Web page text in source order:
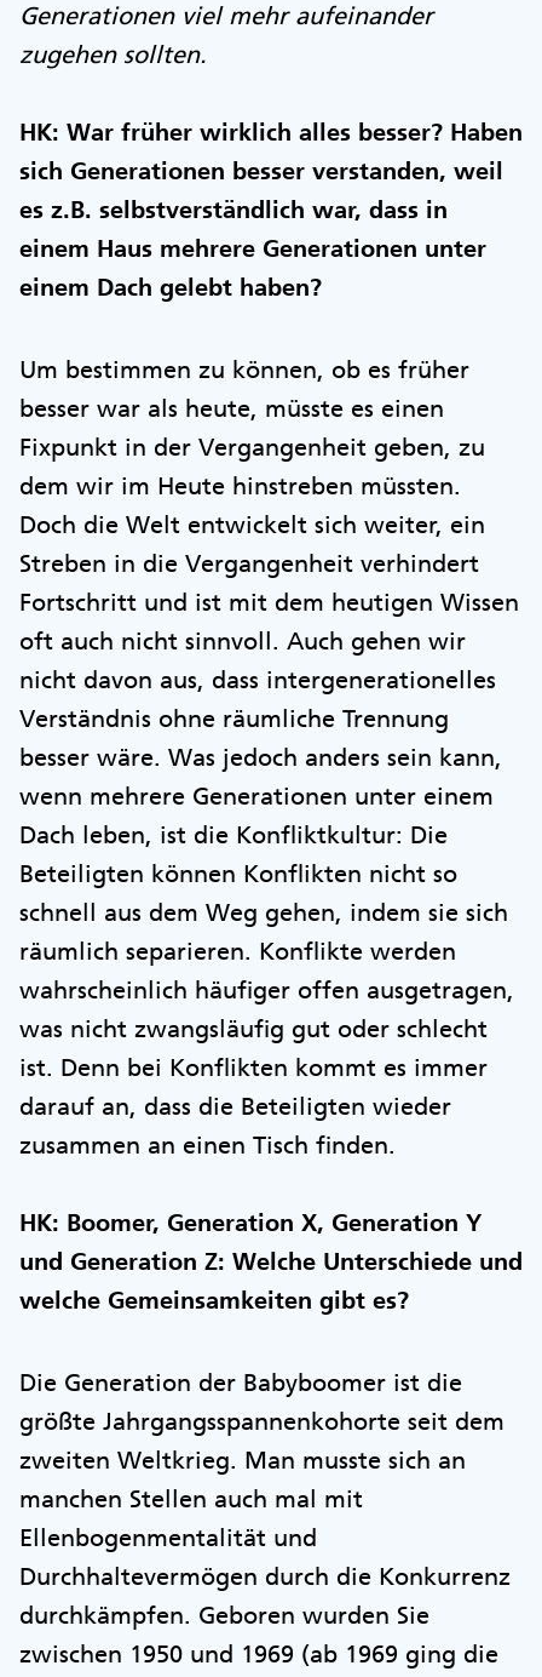
Generationen viel mehr aufeinander
zugehen sollten.
HK: War früher wirklich alles besser? Haben
sich Generationen besser verstanden, weil
es z.B. selbstverständlich war, dass in
einem Haus mehrere Generationen unter
einem Dach gelebt haben?
Um bestimmen zu können, ob es früher
besser war als heute, müsste es einen
Fixpunkt in der Vergangenheit geben, zu
dem wir im Heute hinstreben müssten.
Doch die Welt entwickelt sich weiter, ein
Streben in die Vergangenheit verhindert
Fortschritt und ist mit dem heutigen Wissen
oft auch nicht sinnvoll. Auch gehen wir
nicht davon aus, dass intergenerationelles
Verständnis ohne räumliche Trennung
besser wäre. Was jedoch anders sein kann,
wenn mehrere Generationen unter einem
Dach leben, ist die Konfliktkultur: Die
Beteiligten können Konflikten nicht so
schnell aus dem Weg gehen, indem sie sich
räumlich separieren. Konflikte werden
wahrscheinlich häufiger offen ausgetragen,
was nicht zwangsläufig gut oder schlecht
ist. Denn bei Konflikten kommt es immer
darauf an, dass die Beteiligten wieder
zusammen an einen Tisch finden.
HK: Boomer, Generation X, Generation Y
und Generation Z: Welche Unterschiede und
welche Gemeinsamkeiten gibt es?
Die Generation der Babyboomer ist die
größte Jahrgangsspannenkohorte seit dem
zweiten Weltkrieg. Man musste sich an
manchen Stellen auch mal mit
Ellenbogenmentalität und
Durchhaltevermögen durch die Konkurrenz
durchkämpfen. Geboren wurden Sie
zwischen 1950 und 1969 (ab 1969 ging die